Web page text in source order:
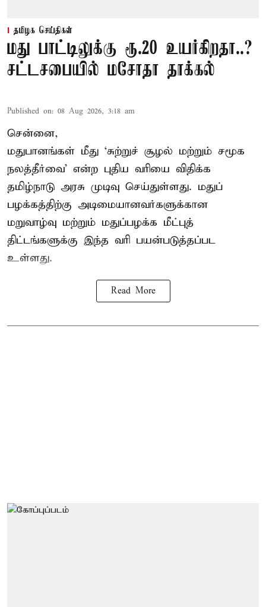
தமிழக செய்திகள்
மது பாட்டிலுக்கு ரூ.20 உயர்கிறதா..?
சட்டசபையில் மசோதா தாக்கல்
Published on: 08 Aug 2026, 3:18 am
சென்னை,
மதுபானங்கள் மீது ‘சுற்றுச் சூழல் மற்றும் சமூக
நலத்தீர்வை’ என்ற புதிய வரியை விதிக்க
தமிழ்நாடு அரசு முடிவு செய்துள்ளது. மதுப்
பழக்கத்திற்கு அடிமையானவர்களுக்கான
மறுவாழ்வு மற்றும் மதுப்பழக்க மீட்புத்
திட்டங்களுக்கு இந்த வரி பயன்படுத்தப்பட
உள்ளது.
Read More